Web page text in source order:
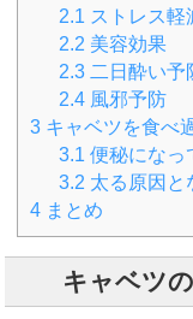
2.1 ストレス軽
2.2 美容効果
2.3二日酔い予
2.4風邪予防
3 キャベツを食べ
3.1 便秘になっ
3.2 太る原因と
4 まとめ
キャベツ